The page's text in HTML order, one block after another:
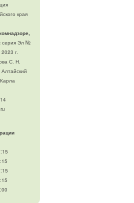
края
серия Эл №
г.
С. Н.